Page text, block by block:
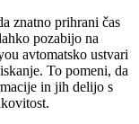
znatno prihrani čas
pozabijo na
avtomatsko ustvari
To pomeni, da
in jih delijo s